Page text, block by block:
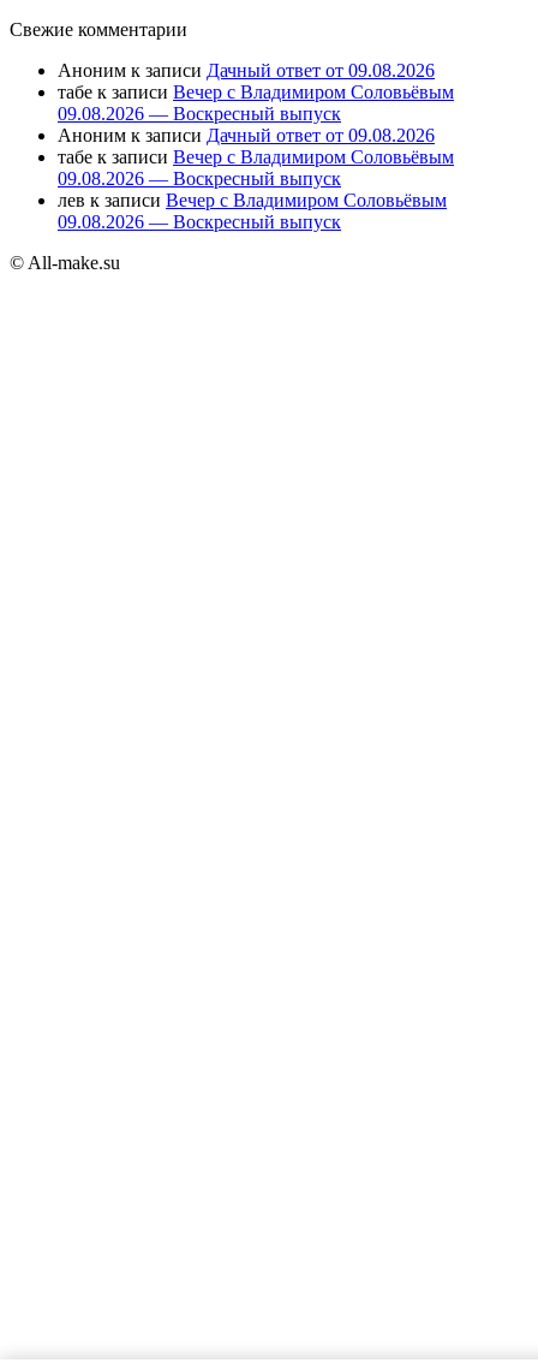
Свежие комментарии
Аноним к записи Дачный ответ от 09.08.2026
табе к записи Вечер с Владимиром Соловьёвым
09.08.2026 — Воскресный выпуск
Аноним к записи Дачный ответ от 09.08.2026
табе к записи Вечер с Владимиром Соловьёвым
09.08.2026 — Воскресный выпуск
лев к записи Вечер с Владимиром Соловьёвым
09.08.2026 — Воскресный выпуск
© All-make.su